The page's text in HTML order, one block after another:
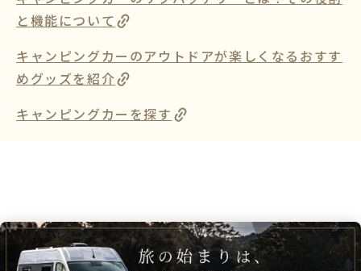
と機能について
キャンピングカーのアウトドアが楽しくなるおすす
めグッズを紹介
キャンピングカーを探す